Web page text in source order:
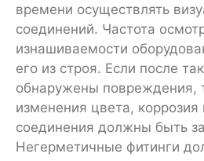
времени осуществлять
соединений. Частота
изнашиваемости
его из строя. Если после
обнаружены повреждения,
изменения цвета, коррозия
соединения должны быть
Негерметичные фитинги